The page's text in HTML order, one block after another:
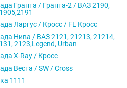
Гранта / Гранта-2 / ВАЗ 2190,
Ларгус / Кросс / FL Кросс
Нива / ВАЗ 2121, 21213, 21214,
2123,Legend, Urban
X-Ray / Кросс
Веста / SW / Cross
1111